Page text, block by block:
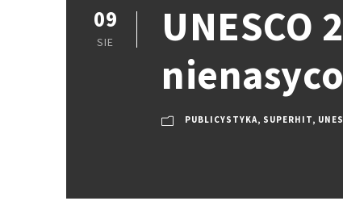
09
SIE
UNESCO
PUBLICYSTYKA, SUPERHIT,